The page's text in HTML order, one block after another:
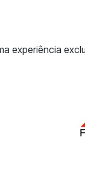
experiência